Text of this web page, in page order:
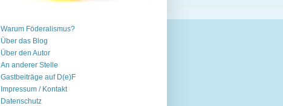
Warum Föderalismus?
Über das Blog
Über den Autor
An anderer Stelle
Gastbeiträge auf D(e)F
Impressum / Kontakt
Datenschutz